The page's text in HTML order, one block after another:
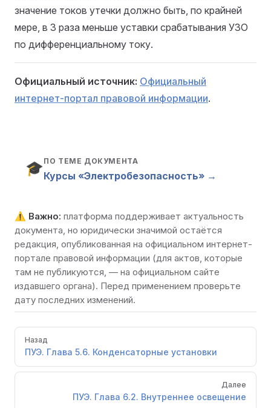
значение токов утечки должно быть, по крайней
мере, в 3 раза меньше уставки срабатывания УЗО
по дифференциальному току.
Официальный источник: Официальный
интернет-портал правовой информации.
🎓 ПО ТЕМЕ ДОКУМЕНТА
Курсы «Электробезопасность» →
⚠️ Важно: платформа поддерживает актуальность
документа, но юридически значимой остаётся
редакция, опубликованная на официальном интернет-
портале правовой информации (для актов, которые
там не публикуются, — на официальном сайте
издавшего органа). Перед применением проверьте
дату последних изменений.
PagerНазад
ПУЭ. Глава 5.6. Конденсаторные установки
Далее
ПУЭ. Глава 6.2. Внутреннее освещение